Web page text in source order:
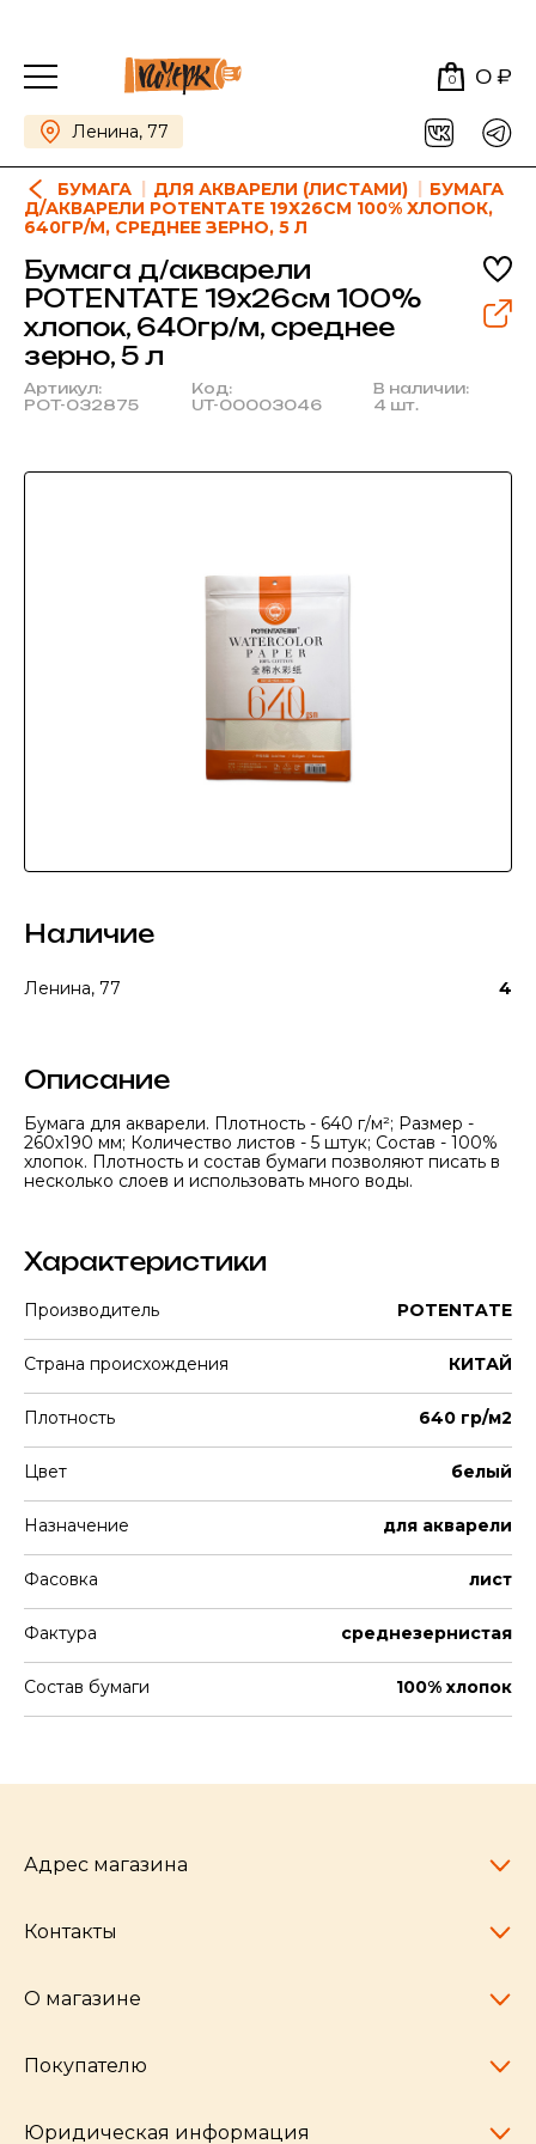
0 0 ₽
Ленина, 77
БУМАГА ДЛЯ АКВАРЕЛИ (ЛИСТАМИ)
БУМАГА
Д/АКВАРЕЛИ POTENTATE 19Х26СМ 100% ХЛОПОК,
640ГР/М, СРЕДНЕЕ ЗЕРНО, 5 Л
Бумага д/акварели
POTENTATE 19х26см 100%
хлопок, 640гр/м, среднее
зерно, 5 л
Артикул:
POT-032875
Код:
UT-00003046
В наличии:
4 шт.
Наличие
Ленина, 77 4
Описание
Бумага для акварели. Плотность - 640 г/м²; Размер -
260х190 мм; Количество листов - 5 штук; Состав - 100%
хлопок. Плотность и состав бумаги позволяют писать в
несколько слоев и использовать много воды.
Характеристики
Производитель POTENTATE
Страна происхождения КИТАЙ
Плотность 640 гр/м2
Цвет белый
Назначение для акварели
Фасовка лист
Фактура среднезернистая
Состав бумаги 100% хлопок
Адрес магазина
Челябинск,
Контакты
pocherkartshop@mail.ru
hello@pocherkartshop.ru
О магазине
Наши истории
Покупателю
Условия доставки
Юридическая информация